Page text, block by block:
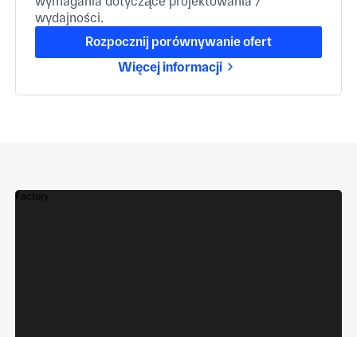
wydajności.
Rozpocznij porównywanie ofert
Więcej informacji